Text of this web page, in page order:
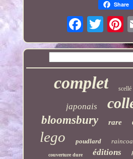
Share
complet scellé
japonais
bloomsbury rare
lego poudlard
couverture dure éditions